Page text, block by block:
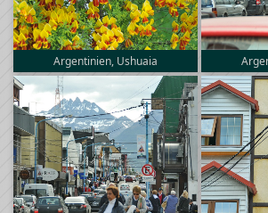
Argentinien, Ushuaia